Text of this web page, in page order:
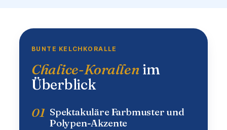
BUNTE KELCHKORALLE
Chalice-Korallen im
Überblick
01 Spektakuläre Farbmuster und
Polypen-Akzente